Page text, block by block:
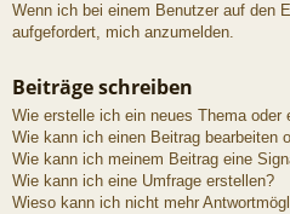
Wenn ich bei einem Benutzer auf den
aufgefordert, mich anzumelden.
Beiträge schreiben
Wie erstelle ich ein neues Thema oder
Wie kann ich einen Beitrag bearbeiten
Wie kann ich meinem Beitrag eine
Wie kann ich eine Umfrage erstellen?
Wieso kann ich nicht mehr